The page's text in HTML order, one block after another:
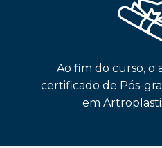
Ao fim do curso, o
certificado de Pós-
em